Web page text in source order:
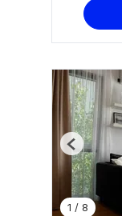
1 / 8
Previous